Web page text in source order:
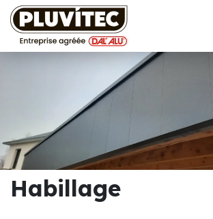
Se rendre au contenu
Habillage